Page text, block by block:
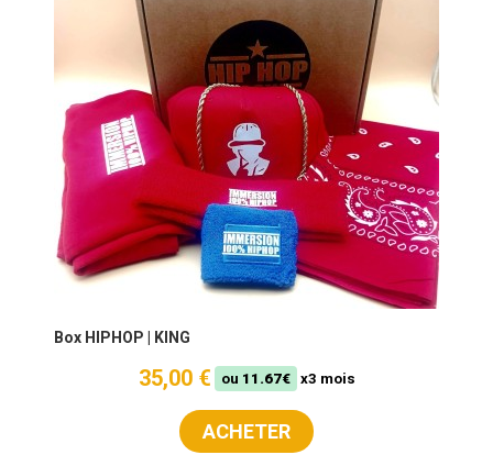
Box HIPHOP | KING
35,00 € ou 11.67€ x3 mois
ACHETER